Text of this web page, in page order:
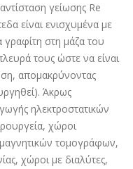
γείωσης Re
είναι ενισχυμένα με
γραφίτη στη μάζα του
τους ώστε να είναι
απομακρύνοντας
Άκρως
ηλεκτροστατικών
χώροι
τομογράφων,
χώροι με διαλύτες,